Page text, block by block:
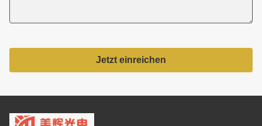
Jetzt einreichen